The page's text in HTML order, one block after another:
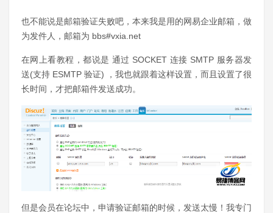
也不能说是邮箱验证失败吧，本来我是用的网易企业邮箱，做
为发件人，邮箱为 bbs#vxia.net
在网上看教程，都说是 通过 SOCKET 连接 SMTP 服务器发
送(支持 ESMTP 验证) ，我也就跟着这样设置，而且设置了很
长时间，才把邮箱件发送成功。
但是会员在论坛中，申请验证邮箱的时候，发送太慢！我专门